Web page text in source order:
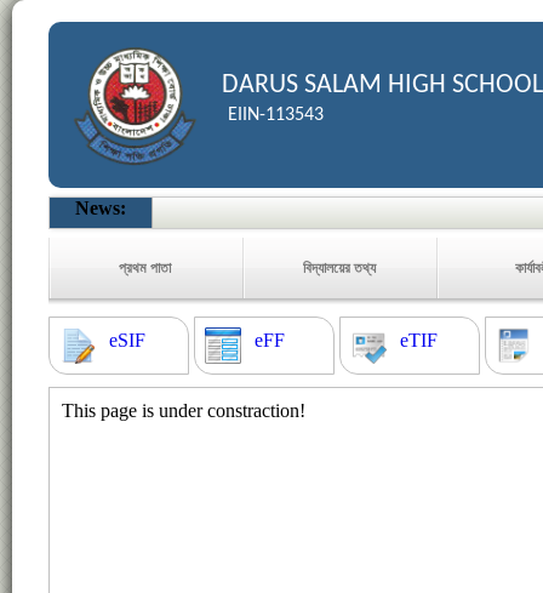
DARUS SALAM HIGH SCHOOL
EIIN-113543
News:
প্রথম পাতা বিদ্যালয়ের তথ্য
eSIF eFF eTIF
This page is under constraction!